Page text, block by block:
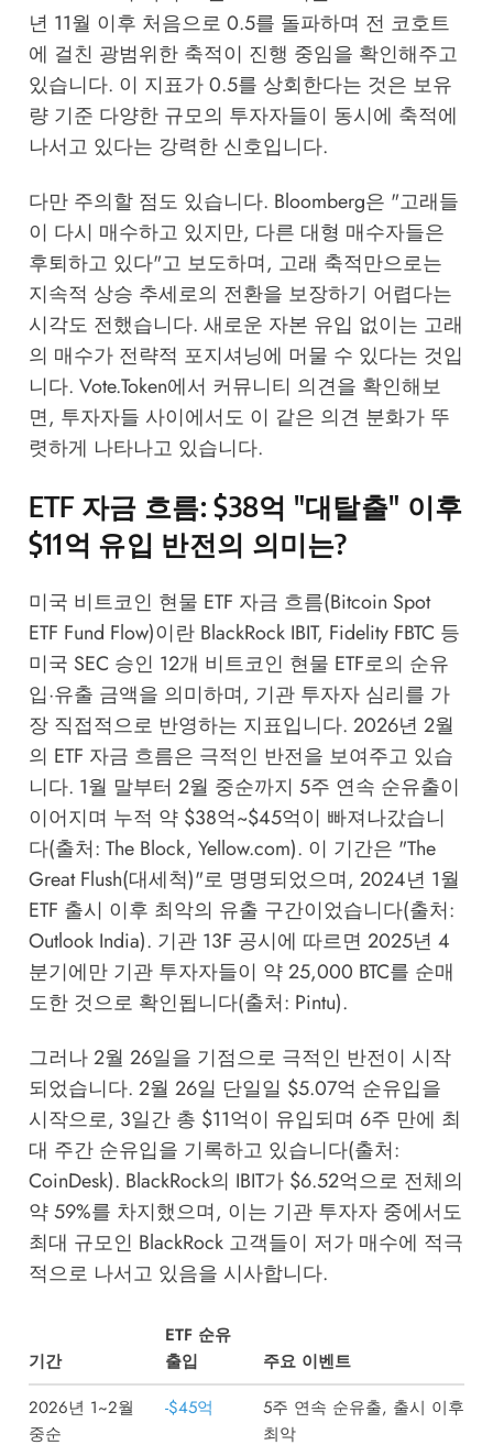
년 11월 이후 처음으로 0.5를 돌파하며 전 코호트
에 걸친 광범위한 축적이 진행 중임을 확인해주고
있습니다. 이 지표가 0.5를 상회한다는 것은 보유
량 기준 다양한 규모의 투자자들이 동시에 축적에
나서고 있다는 강력한 신호입니다.
다만 주의할 점도 있습니다. Bloomberg은 "고래들
이 다시 매수하고 있지만, 다른 대형 매수자들은
후퇴하고 있다"고 보도하며, 고래 축적만으로는
지속적 상승 추세로의 전환을 보장하기 어렵다는
시각도 전했습니다. 새로운 자본 유입 없이는 고래
의 매수가 전략적 포지셔닝에 머물 수 있다는 것입
니다. Vote.Token에서 커뮤니티 의견을 확인해보
면, 투자자들 사이에서도 이 같은 의견 분화가 뚜
렷하게 나타나고 있습니다.
ETF 자금 흐름: $38억 "대탈출" 이후
$11억 유입 반전의 의미는?
미국 비트코인 현물 ETF 자금 흐름(Bitcoin Spot
ETF Fund Flow)이란 BlackRock IBIT, Fidelity FBTC 등
미국 SEC 승인 12개 비트코인 현물 ETF로의 순유
입·유출 금액을 의미하며, 기관 투자자 심리를 가
장 직접적으로 반영하는 지표입니다. 2026년 2월
의 ETF 자금 흐름은 극적인 반전을 보여주고 있습
니다. 1월 말부터 2월 중순까지 5주 연속 순유출이
이어지며 누적 약 $38억~$45억이 빠져나갔습니
다(출처: The Block, Yellow.com). 이 기간은 "The
Great Flush(대세척)"로 명명되었으며, 2024년 1월
ETF 출시 이후 최악의 유출 구간이었습니다(출처:
Outlook India). 기관 13F 공시에 따르면 2025년 4
분기에만 기관 투자자들이 약 25,000 BTC를 순매
도한 것으로 확인됩니다(출처: Pintu).
그러나 2월 26일을 기점으로 극적인 반전이 시작
되었습니다. 2월 26일 단일일 $5.07억 순유입을
시작으로, 3일간 총 $11억이 유입되며 6주 만에 최
대 주간 순유입을 기록하고 있습니다(출처:
CoinDesk). BlackRock의 IBIT가 $6.52억으로 전체의
약 59%를 차지했으며, 이는 기관 투자자 중에서도
최대 규모인 BlackRock 고객들이 저가 매수에 적극
적으로 나서고 있음을 시사합니다.
기간
ETF 순유
출입
주요 이벤트
2026년 1~2월
중순
-$45억
5주 연속 순유출, 출시 이후
최악